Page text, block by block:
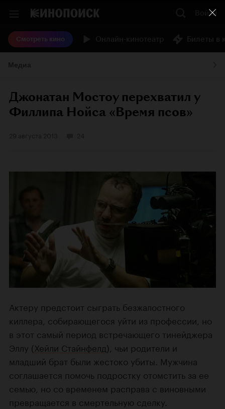
Войти
Смотреть кино
Джонатан Мостоу перехватил у
Филлипа Нойса «Время псов»
Актеру предстоит сыграть безжалостного
киллера, собирающегося уйти из профессии, но
в этот самый период встречающего тинейджера
Эллу (Хейли Стайнфелд), чьи родители и
младший брат были жестоко убиты. Мужчина
соглашается помочь подростку отомстить за ее
семью, но со временем расправа с виновными
превращается в смертельную сделку.